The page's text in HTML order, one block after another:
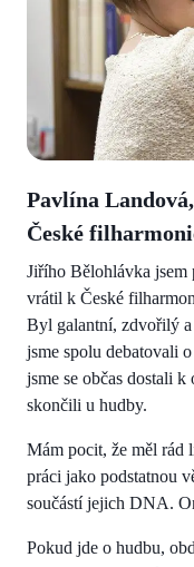
Pavlína
České
Jiřího Bělohlávka jsem
vrátil k České
Byl galantní, zdvořilý
jsme spolu debatovali
jsme se občas dostali
skončili u hudby.
Mám pocit, že měl rád
práci jako podstatnou
součástí jejich DNA.
Pokud jde o hudbu,